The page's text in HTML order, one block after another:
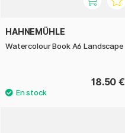
HAHNEMÜHLE
Watercolour Book A6 Landscape
18.50 €